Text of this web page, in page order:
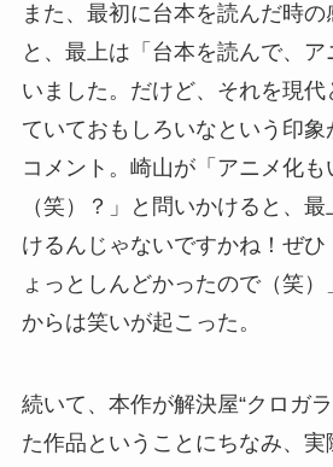
また、最初に台本を読んだ時の
と、最上は「台本を読んで、
いました。だけど、それを現
ていておもしろいなという印象
コメント。崎山が「アニメ化も
（笑）？」と問いかけると、
けるんじゃないですかね！ぜひ
ょっとしんどかったので（笑
からは笑いが起こった。
続いて、本作が解決屋“クロガ
た作品ということにちなみ、